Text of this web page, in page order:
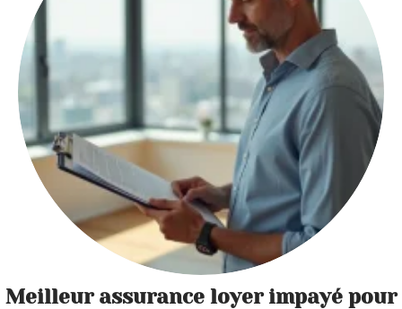
Meilleur assurance loyer impayé pour